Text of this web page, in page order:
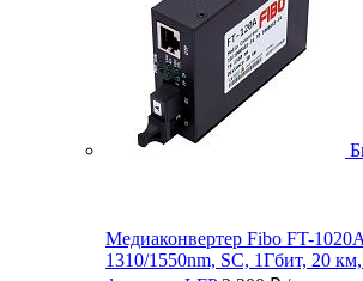
Медиаконвертер Fibo FT-
1310/1550nm, SC, 1Гбит, 20